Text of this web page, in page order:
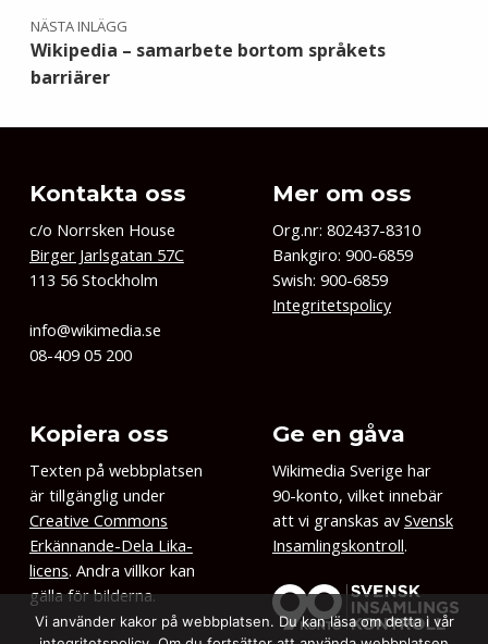
NÄSTA INLÄGG
Wikipedia – samarbete bortom språkets
barriärer
Kontakta oss
c/o Norrsken House
Birger Jarlsgatan 57C
113 56 Stockholm
info@wikimedia.se
08-409 05 200
Mer om oss
Org.nr: 802437-8310
Bankgiro: 900-6859
Swish: 900-6859
Integritetspolicy
Kopiera oss
Texten på webbplatsen
är tillgänglig under
Creative Commons
Erkännande-Dela Lika-
licens. Andra villkor kan
gälla för bilderna.
Ge en gåva
Wikimedia Sverige har
90-konto, vilket innebär
att vi granskas av Svensk
Insamlingskontroll.
Vi använder kakor på webbplatsen. Du kan läsa om detta i vår